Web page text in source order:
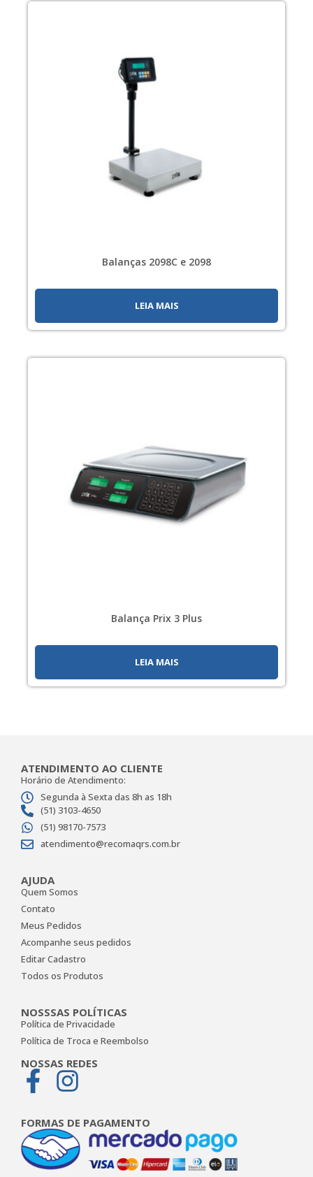
Balanças 2098C e 2098
LEIA MAIS
Balança Prix 3 Plus
LEIA MAIS
ATENDIMENTO AO CLIENTE
Horário de Atendimento:
Segunda à Sexta das 8h as 18h
(51) 3103-4650
(51) 98170-7573
atendimento@recomaqrs.com.br
AJUDA
Quem Somos
Contato
Meus Pedidos
Acompanhe seus pedidos
Editar Cadastro
Todos os Produtos
NOSSSAS POLÍTICAS
Política de Privacidade
Política de Troca e Reembolso
NOSSAS REDES
FORMAS DE PAGAMENTO